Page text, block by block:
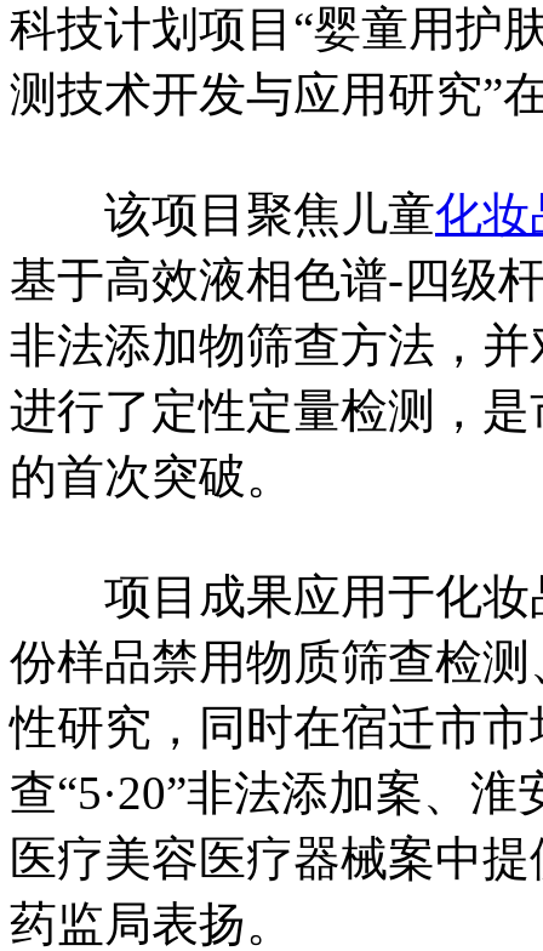
科技计划项目“婴童用护
测技术开发与应用研究”
该项目聚焦儿童化妆
基于高效液相色谱-四级
非法添加物筛查方法，
进行了定性定量检测，
的首次突破。
项目成果应用于化妆
份样品禁用物质筛查检
性研究，同时在宿迁市
查“5·20”非法添加案、
医疗美容医疗器械案中
药监局表扬。